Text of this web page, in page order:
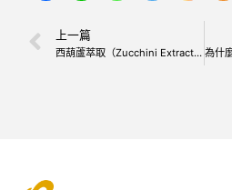
上一篇
西葫蘆萃取（Zucchini Extract）：溫和退紅、舒緩敏感的天然修護成分